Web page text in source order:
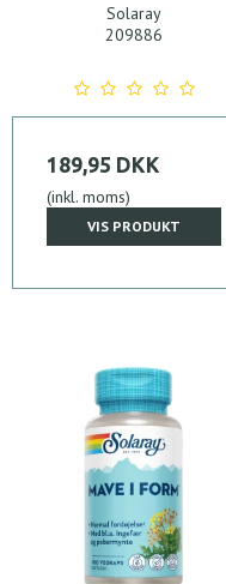
Solaray
209886
189,95 DKK
(inkl. moms)
VIS PRODUKT